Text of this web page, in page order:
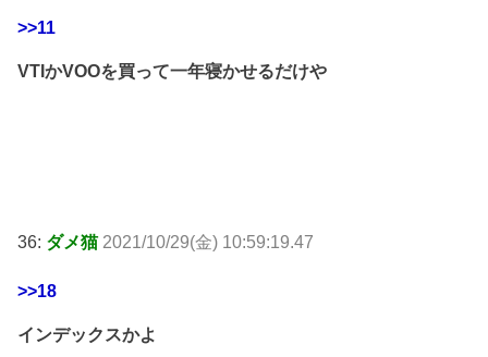
>>11
VTIかVOOを買って一年寝かせるだけや
36: ダメ猫 2021/10/29(金) 10:59:19.47
>>18
インデックスかよ